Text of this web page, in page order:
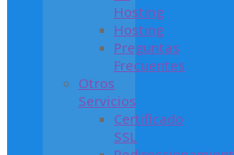
Hosting
Hosting
Preguntas
Frecuentes
Otros
Servicios
Certificado
SSL